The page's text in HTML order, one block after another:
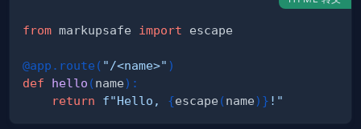
from markupsafe import
@app . route ( "/<name>" )
def
hello (name) :
return
f"Hello, {escape (name) } !"